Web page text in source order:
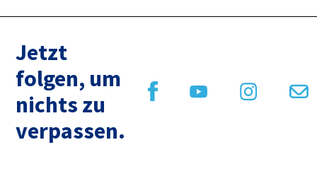
Jetzt
folgen, um
nichts zu
verpassen.